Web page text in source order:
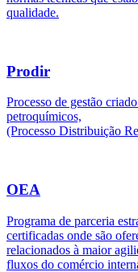
qualidade.
Prodir
Processo de gestão
petroquímicos,
(Processo Distribuição
OEA
Programa de parceria
certificadas onde são
relacionados à maior
fluxos do comércio